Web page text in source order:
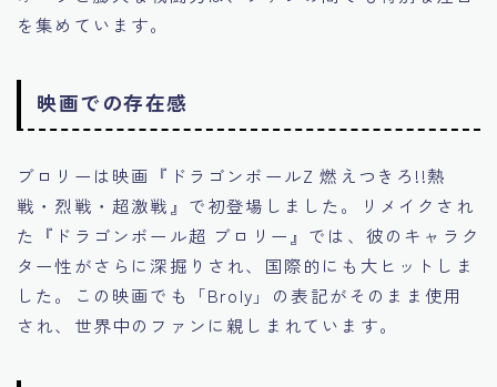
を集めています。
映画での存在感
ブロリーは映画『ドラゴンボールZ 燃えつきろ!!熱
戦・烈戦・超激戦』で初登場しました。リメイクされ
た『ドラゴンボール超 ブロリー』では、彼のキャラク
ター性がさらに深掘りされ、国際的にも大ヒットしま
した。この映画でも「Broly」の表記がそのまま使用
され、世界中のファンに親しまれています。